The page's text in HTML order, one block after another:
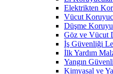
Elektrikten
Vücut
Düşme
Göz ve Vücut
İş Güvenliği
İlk Yardım
Yangın
Kimyasal ve